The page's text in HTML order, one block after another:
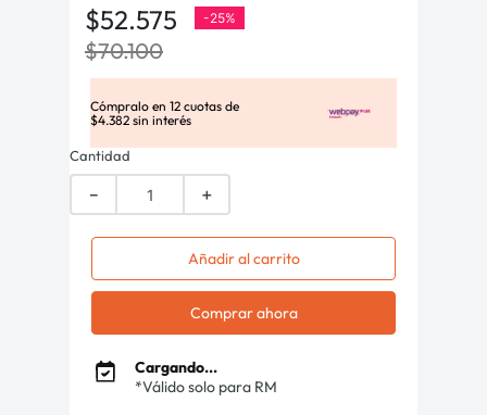
$52.575 -25%
$70.100
Cómpralo en 12 cuotas de
$4.382 sin interés
Cantidad
＋
－
Añadir al carrito
Comprar ahora
Cargando...
*Válido solo para RM